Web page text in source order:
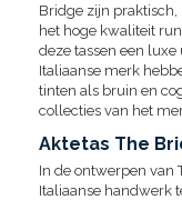
Bridge zijn
het hoge kwaliteit
deze tassen een
Italiaanse merk
tinten als bruin en
collecties van het
Aktetas The
In de ontwerpen van
Italiaanse handwerk